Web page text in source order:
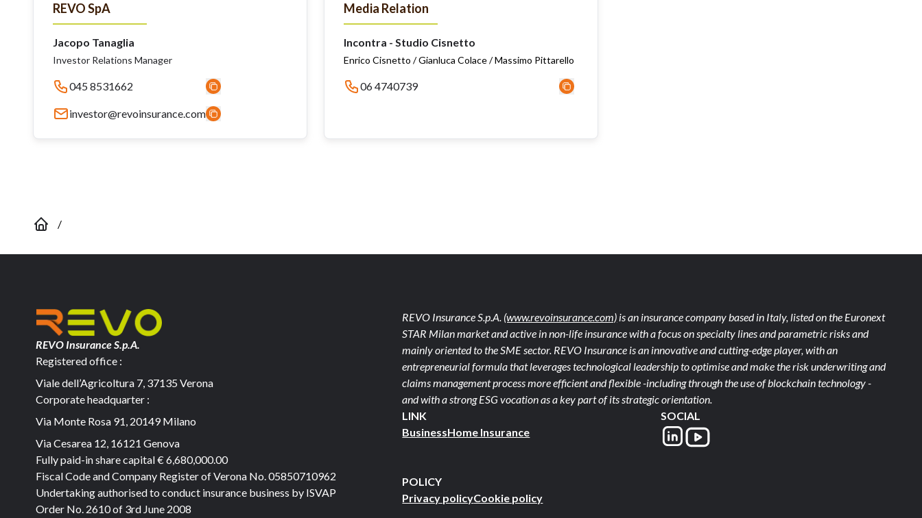
REVO SpA
Jacopo Tanaglia
Investor Relations Manager
045 8531662
investor@revoinsurance.com
Media Relation
Incontra - Studio Cisnetto
Enrico Cisnetto / Gianluca Colace / Massimo Pittarello
06 4740739
/
REVO Insurance S.p.A.
Registered office :
Viale dell’Agricoltura 7, 37135 Verona
Corporate headquarter :
Via Monte Rosa 91, 20149 Milano
Via Cesarea 12, 16121 Genova
Fully paid-in share capital€ 6,680,000.00
Fiscal Code and Company Register of Verona No. 05850710962
Undertaking authorised to conduct insurance business by ISVAP
Order No. 2610 of 3rd June 2008
REVO Insurance S.p.A. (www.revoinsurance.com) is an insurance company based in Italy, listed on the Euronext
STAR Milan market and active in non-life insurance with a focus on specialty lines and parametric risks and
mainly oriented to the SME sector. REVO Insurance is an innovative and cutting-edge player, with an
entrepreneurial formula that leverages technological leadership to optimise and make the risk underwriting and
claims management process more efficient and flexible -including through the use of blockchain technology -
and with a strong ESG vocation as a key part of its strategic orientation.
LINK
BusinessHome Insurance
POLICY
Privacy policyCookie policy
SOCIAL